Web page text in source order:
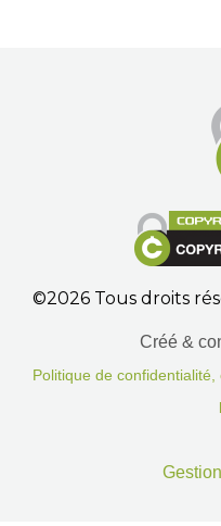
©2026 Tous droits
Créé &
Politique de